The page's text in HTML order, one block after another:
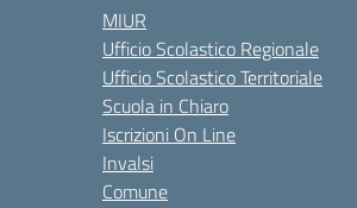
MIUR
Ufficio Scolastico Regionale
Ufficio Scolastico Territoriale
Scuola in Chiaro
Iscrizioni On Line
Invalsi
Comune